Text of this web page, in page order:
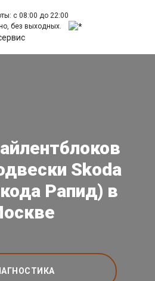
с 08:00 до 22:00
без выходных.
Skoda
Рапид) в